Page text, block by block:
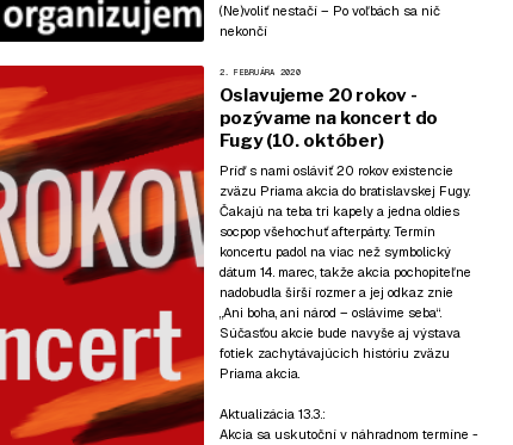
(Ne)voliť nestačí – Po voľbách sa nič
nekončí
2. FEBRUÁRA 2020
Oslavujeme 20 rokov -
pozývame na koncert do
Fugy (10. október)
Príď s nami osláviť 20 rokov existencie
zväzu Priama akcia do bratislavskej Fugy.
Čakajú na teba tri kapely a jedna oldies
socpop všehochuť afterpárty. Termín
koncertu padol na viac než symbolický
dátum 14. marec, takže akcia pochopiteľne
nadobudla širší rozmer a jej odkaz znie
„Ani boha, ani národ – oslávime seba“.
Súčasťou akcie bude navyše aj výstava
fotiek zachytávajúcich históriu zväzu
Priama akcia.
Aktualizácia 13.3.:
Akcia sa uskutoční v náhradnom termíne -